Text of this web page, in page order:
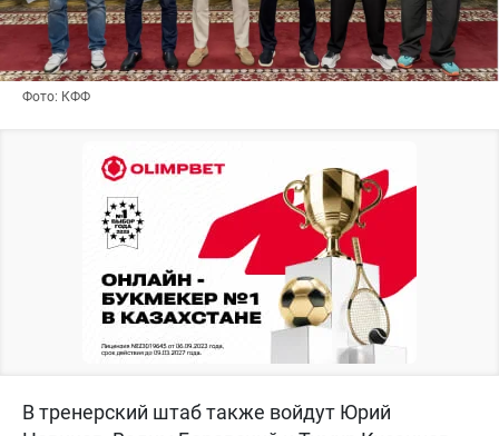
Фото: КФФ
В тренерский штаб также войдут Юрий